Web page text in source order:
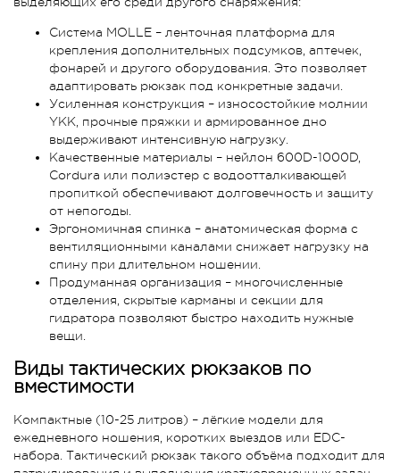
Система MOLLE – ленточная платформа для
крепления дополнительных подсумков, аптечек,
фонарей и другого оборудования. Это позволяет
адаптировать рюкзак под конкретные задачи.
Усиленная конструкция – износостойкие молнии
YKK, прочные пряжки и армированное дно
выдерживают интенсивную нагрузку.
Качественные материалы – нейлон 600D-1000D,
Cordura или полиэстер с водоотталкивающей
пропиткой обеспечивают долговечность и защиту
от непогоды.
Эргономичная спинка – анатомическая форма с
вентиляционными каналами снижает нагрузку на
спину при длительном ношении.
Продуманная организация – многочисленные
отделения, скрытые карманы и секции для
гидратора позволяют быстро находить нужные
вещи.
Виды тактических рюкзаков по
вместимости
Компактные (10-25 литров) – лёгкие модели для
ежедневного ношения, коротких выездов или EDC-
набора. Тактический рюкзак такого объёма подходит для